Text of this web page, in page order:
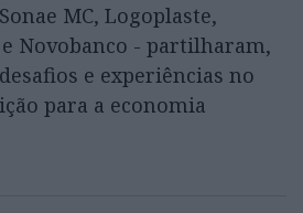
MC, Logoplaste,
Novobanco - partilharam,
e experiências no
para a economia